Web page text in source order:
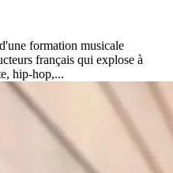
formation musicale
français qui explose à
hip-hop,...